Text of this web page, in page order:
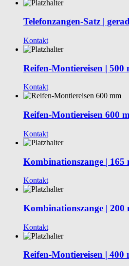
Telefonzangen-Satz |
Kontakt
Reifen-Montiereisen | 500
Kontakt
Reifen-Montiereisen 600
Kontakt
Kombinationszange | 165
Kontakt
Kombinationszange | 200
Kontakt
Reifen-Montiereisen | 400